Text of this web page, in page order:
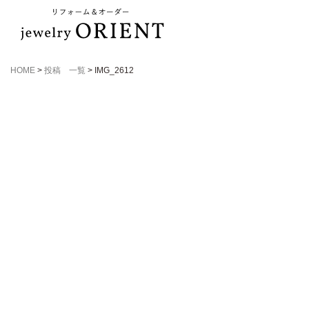
HOME > 投稿 一覧 > IMG_2612